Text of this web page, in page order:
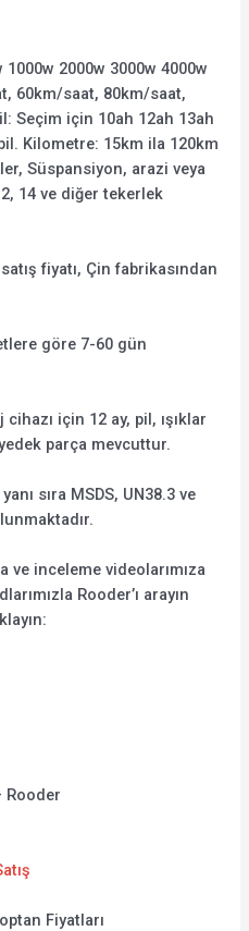
2000w 3000w 4000w
60km/saat, 80km/saat,
Seçim için 10ah 12ah 13ah
Kilometre: 15km ila 120km
Süspansiyon, arazi veya
14 ve diğer tekerlek
fiyatı, Çin fabrikasından
göre 7-60 gün
için 12 ay, pil, ışıklar
parça mevcuttur.
sıra MSDS, UN38.3 ve
ve inceleme videolarımıza
Rooder’ı arayın
Rooder
Fiyatları